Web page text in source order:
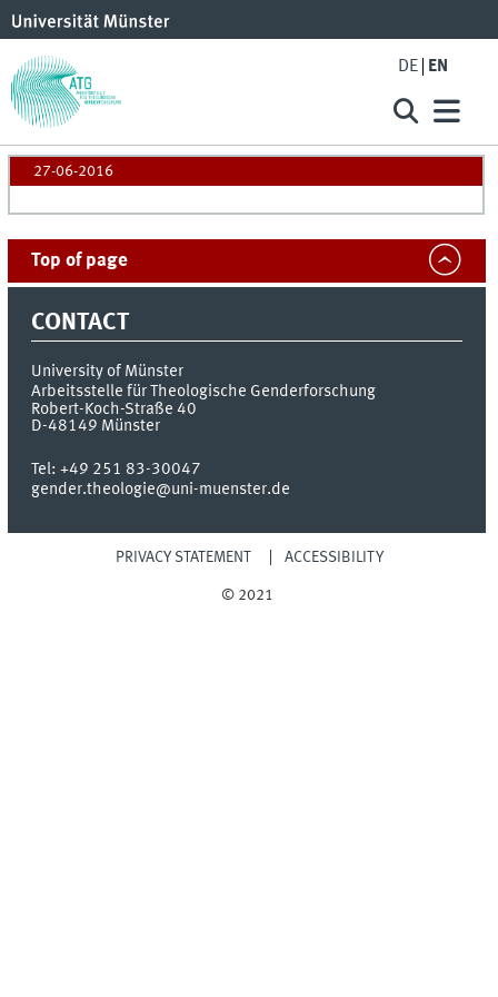
DE EN
27-06-2016
Top of page
CONTACT
University of Münster
Arbeitsstelle für Theologische Genderforschung
Robert-Koch-Straße 40
D-48149 Münster
Tel:+49 251 83-30047
gender.theologie@uni-muenster.de
PRIVACY STATEMENT ACCESSIBILITY
© 2021